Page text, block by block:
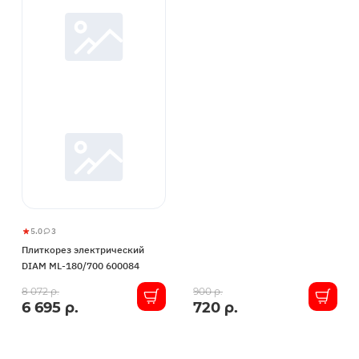
Плиткорез
электрический
DIAM
ML-
180/700
5.0
5
3 3
Плиткорез электрический
DIAM ML-180/700 600084
В
наличии
6 695 р.
8 072 р.
В
наличии
720 р.
900 р.